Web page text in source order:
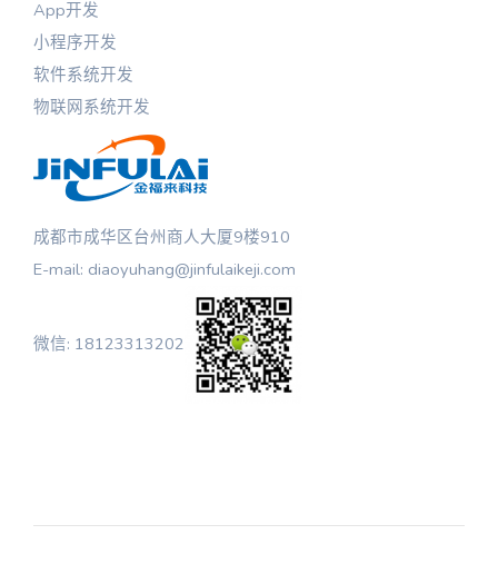
App开发
小程序开发
软件系统开发
物联网系统开发
成都市成华区台州商人大厦9楼910
E-mail: diaoyuhang@jinfulaikeji.com
微信: 18123313202